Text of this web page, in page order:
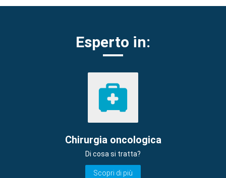
Esperto in:
Chirurgia oncologica
Di cosa si tratta?
Scopri di più